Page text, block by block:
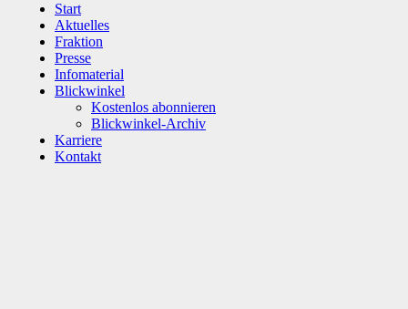
Start
Aktuelles
Fraktion
Presse
Infomaterial
Blickwinkel
Kostenlos abonnieren
Blickwinkel-Archiv
Karriere
Kontakt